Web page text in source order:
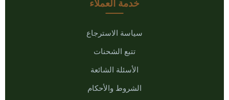
خدمة العملاء
سياسة الاسترجاع
تتبع الشحنات
الأسئلة الشائعة
الشروط والأحكام